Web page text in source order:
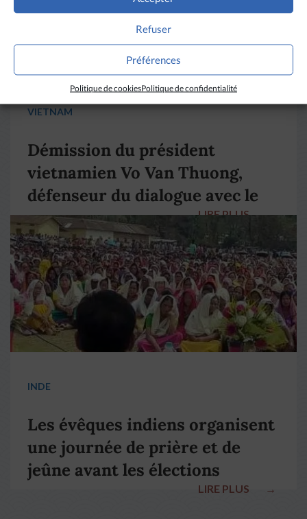
Refuser
Préférences
Politique de cookiesPolitique de confidentialité
VIETNAM
Démission du président
vietnamien Vo Van Thuong,
défenseur du dialogue avec le
pape François
LIRE PLUS →
INDE
Les évêques indiens organisent
une journée de prière et de
jeûne avant les élections
LIRE PLUS →